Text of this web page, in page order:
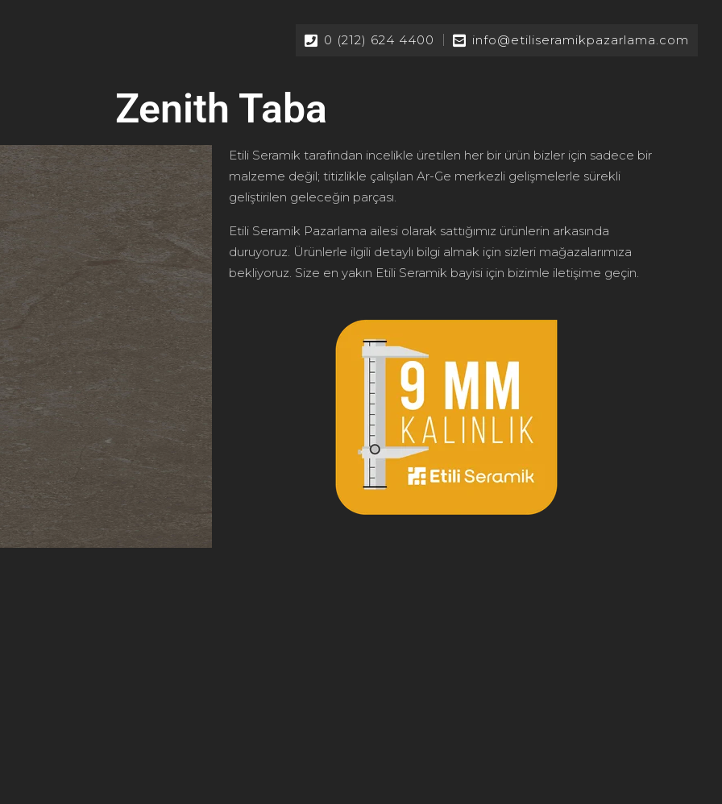
0 (212) 624 4400 info@etiliseramikpazarlama.com
Zenith Taba
Etili Seramik tarafından incelikle üretilen her bir ürün bizler için sadece bir
malzeme değil; titizlikle çalışılan Ar-Ge merkezli gelişmelerle sürekli
geliştirilen geleceğin parçası.
Etili Seramik Pazarlama ailesi olarak sattığımız ürünlerin arkasında
duruyoruz. Ürünlerle ilgili detaylı bilgi almak için sizleri mağazalarımıza
bekliyoruz. Size en yakın Etili Seramik bayisi için bizimle iletişime geçin.